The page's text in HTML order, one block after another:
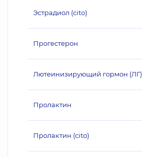
Эстрадиол (cito)
Прогестерон
Лютеинизирующий гормон (ЛГ)
Пролактин
Пролактин (cito)